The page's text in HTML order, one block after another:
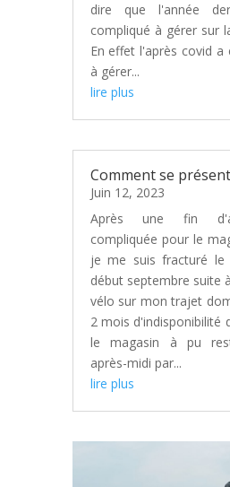
dire que l'année
compliqué à gérer sur
En effet l'après covid a
à gérer...
lire plus
Comment se
Juin 12, 2023
Après une fin
compliquée pour le
je me suis fracturé
début septembre suite
vélo sur mon trajet
2 mois d'indisponibilité
le magasin à pu
après-midi par...
lire plus